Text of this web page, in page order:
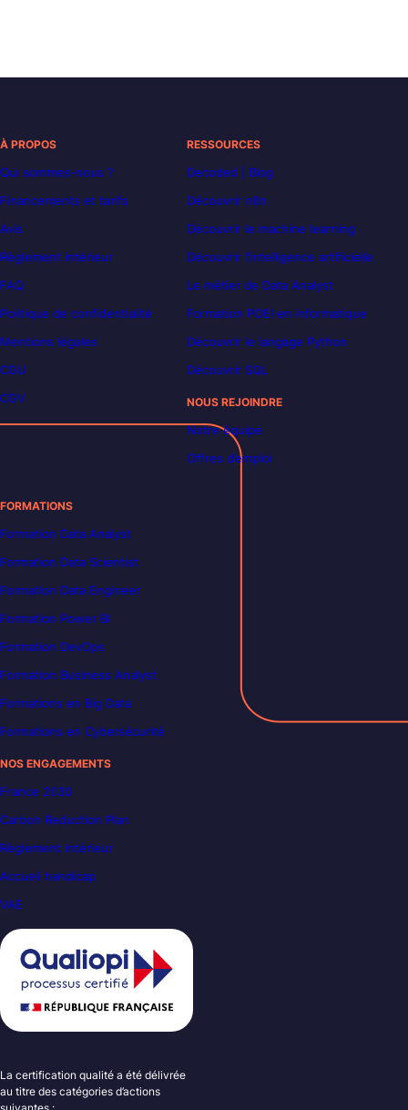
À PROPOS
Qui sommes-nous ?
Financements et tarifs
Avis
Règlement intérieur
FAQ
Politique de confidentialité
Mentions légales
CGU
CGV
RESSOURCES
Decoded | Blog
Découvrir n8n
Découvrir le machine learning
Découvrir l’intelligence artificielle
Le métier de Data Analyst
Formation POEI en informatique
Découvrir le langage Python
Découvrir SQL
NOUS REJOINDRE
Notre équipe
Offres d’emploi
FORMATIONS
Formation Data Analyst
Formation Data Scientist
Formation Data Engineer
Formation Power BI
Formation DevOps
Formation Business Analyst
Formations en Big Data
Formations en Cybersécurité
NOS ENGAGEMENTS
France 2030
Carbon Reduction Plan
Règlement intérieur
Accueil handicap
VAE
La certification qualité a été délivrée
au titre des catégories d’actions